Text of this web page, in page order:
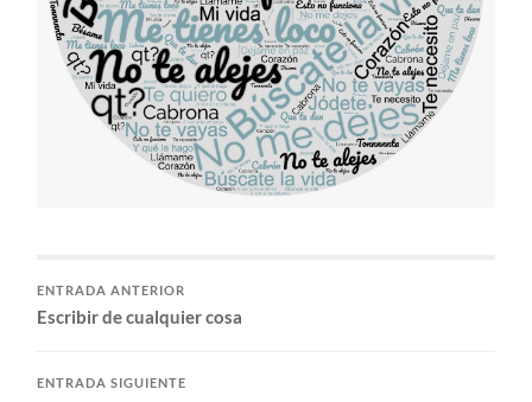
ENTRADA ANTERIOR
Escribir de cualquier cosa
ENTRADA SIGUIENTE